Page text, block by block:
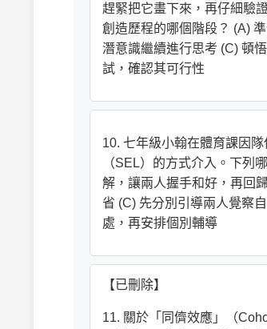
趕緊把它畫下來，再仔細驗
創造歷程的哪個階段？ (A)
潛意識繼續進行思考 (C) 頓
試，確認其可行性
10. 七年級小翰在體育課因
（SEL）的方式介入。下列
解，讓兩人握手和好，再回
省 (C) 先分別引導兩人覺察
處，再安排個別輔導
【已刪除】
11. 關於「同儕效應」（